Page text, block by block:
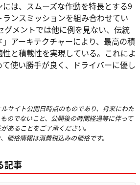
は、スムーズな作動を特長とする9
ンスミッションを組み合わせてい
グメントでは他に例を見ない、伝統
アーキテクチャーにより、最高の積
と積載性を実現している。これによ
使い勝手が良く、ドライバーに優し
サイト公開日時点のものであり、将来にわた
のでないこと、公開後の時間経過等に伴って
あることをご了承ください。
価格情報は消費税込みの価格です。
記事